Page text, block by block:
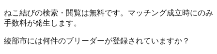
ねこ結びの検索・閲覧は無料です。マッチング成立時にのみ
手数料が発生します。
綾部市には何件のブリーダーが登録されていますか？